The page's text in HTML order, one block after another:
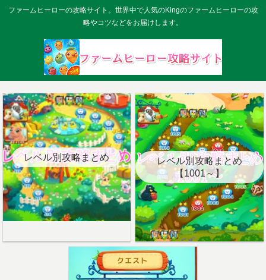
ファームヒーローの攻略サイト。世界中で人気のKingのファームヒーローの攻
略やコツなどをお届けします。
レベル別攻略まとめ
レベル別攻略まとめ
【1001～】